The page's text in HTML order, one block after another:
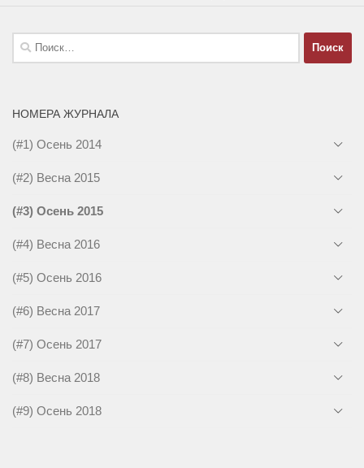
Найти:
НОМЕРА ЖУРНАЛА
(#1) Осень 2014
(#2) Весна 2015
(#3) Осень 2015
(#4) Весна 2016
(#5) Осень 2016
(#6) Весна 2017
(#7) Осень 2017
(#8) Весна 2018
(#9) Осень 2018